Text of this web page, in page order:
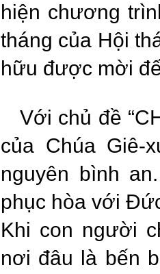
hiện chương
tháng của Hội
hữu được mời
Với chủ đề
của Chúa
nguyên bình
phục hòa với
Khi con người
nơi đâu là bến